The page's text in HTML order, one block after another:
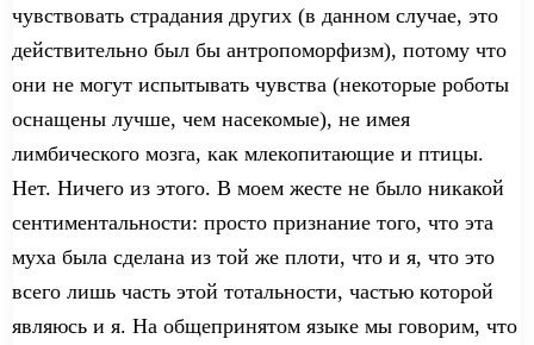
чувствовать страдания других (в данном случае, это
действительно был бы антропоморфизм), потому что
они не могут испытывать чувства (некоторые роботы
оснащены лучше, чем насекомые), не имея
лимбического мозга, как млекопитающие и птицы.
Нет. Ничего из этого. В моем жесте не было никакой
сентиментальности: просто признание того, что эта
муха была сделана из той же плоти, что и я, что это
всего лишь часть этой тотальности, частью которой
являюсь и я. На общепринятом языке мы говорим, что